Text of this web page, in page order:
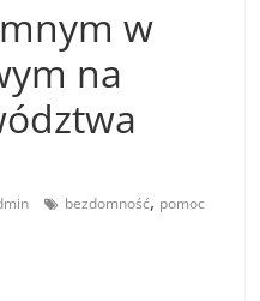
w
na
bezdomność, pomoc